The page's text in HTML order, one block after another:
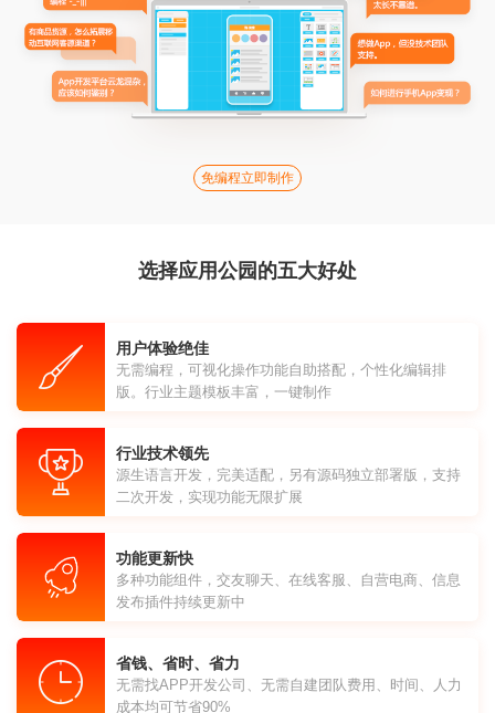
免编程立即制作
选择应用公园的五大好处
用户体验绝佳
无需编程，可视化操作功能自助搭配，个性化编辑排
版。行业主题模板丰富，一键制作
行业技术领先
源生语言开发，完美适配，另有源码独立部署版，支持
二次开发，实现功能无限扩展
功能更新快
多种功能组件，交友聊天、在线客服、自营电商、信息
发布插件持续更新中
省钱、省时、省力
无需找APP开发公司、无需自建团队费用、时间、人力
成本均可节省90%